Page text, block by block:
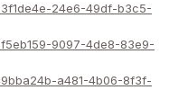
24e6-49df-b3c5-
9097-4de8-83e9-
a481-4b06-8f3f-